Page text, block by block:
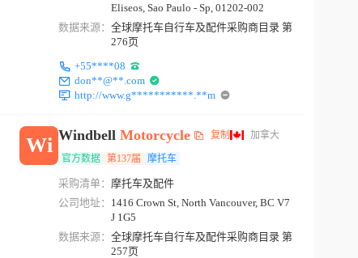
Eliseos, Sao Paulo - Sp, 01202-002
数据来源：全球摩托车自行车及配件采购商目录 第
276页
+55****08
don**@**.com
http://www.g***********.**m
Wi WindbellMotorcycle 复制 加拿大
官方数据 第137届 摩托车
采购清单： 摩托车及配件
公司地址： 1416 Crown St, North Vancouver, BC V7
J 1G5
数据来源：全球摩托车自行车及配件采购商目录 第
257页